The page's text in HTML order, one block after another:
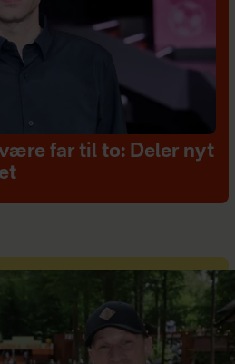
være far til to: Deler nyt